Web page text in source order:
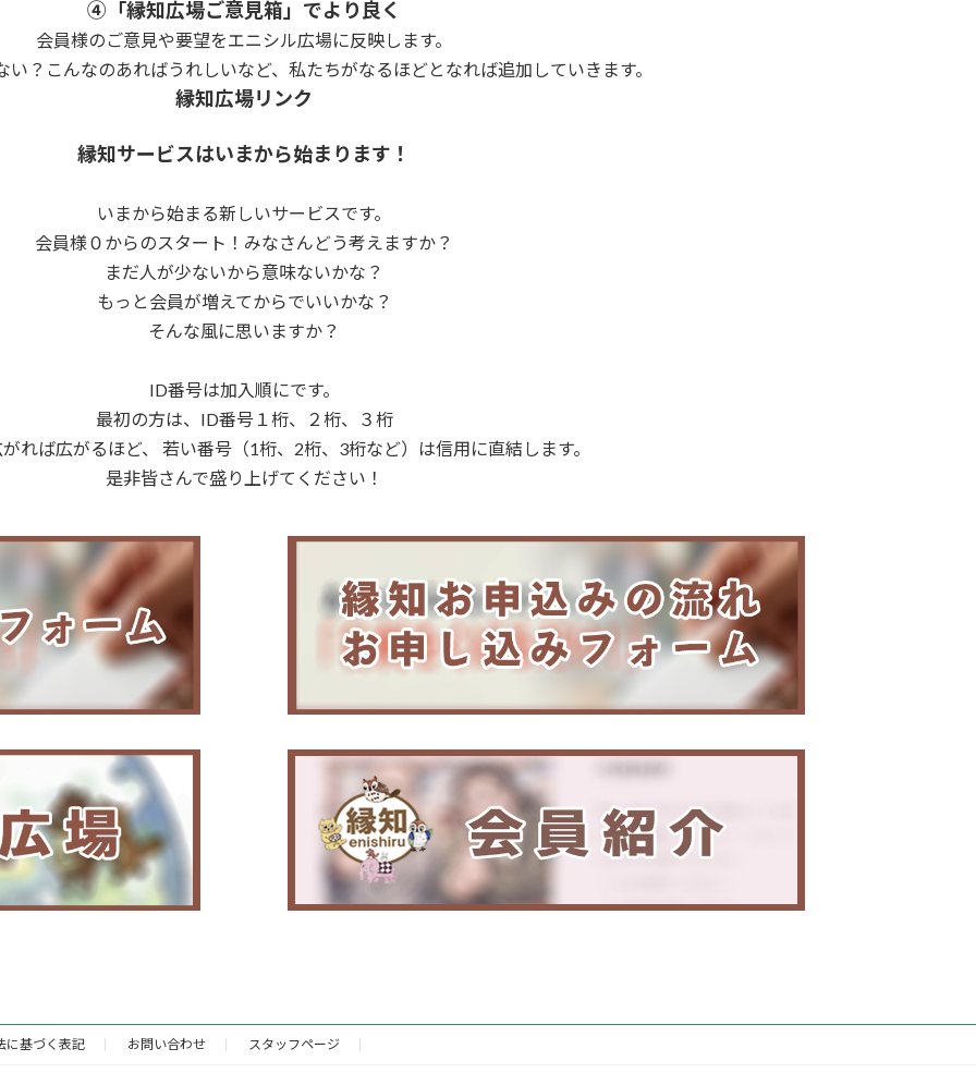
④「縁知広場ご意見箱」でより良く
会員様のご意見や要望をエニシル広場に反映します。
い？こんなのあればうれしいなど、私たちがなるほどとなれば追加していきます。
縁知広場リンク
縁知サービスはいまから始まります！
いまから始まる新しいサービスです。
会員様０からのスタート！みなさんどう考えますか？
まだ人が少ないから意味ないかな？
もっと会員が増えてからでいいかな？
そんな風に思いますか？
ID番号は加入順にです。
最初の方は、ID番号１桁、２桁、３桁
れば広がるほど、 若い番号（1桁、2桁、3桁など）は信用に直結します。
是非皆さんで盛り上げてください！
に基づく表記 お問い合わせ スタッフページ